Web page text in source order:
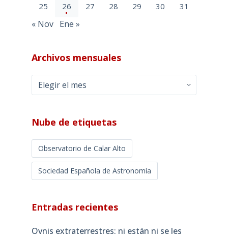
25 26 27 28 29 30 31
« Nov Ene »
Archivos mensuales
Archivos
mensuales
Nube de etiquetas
Observatorio de Calar Alto
Sociedad Española de Astronomía
Entradas recientes
Ovnis extraterrestres: ni están ni se les